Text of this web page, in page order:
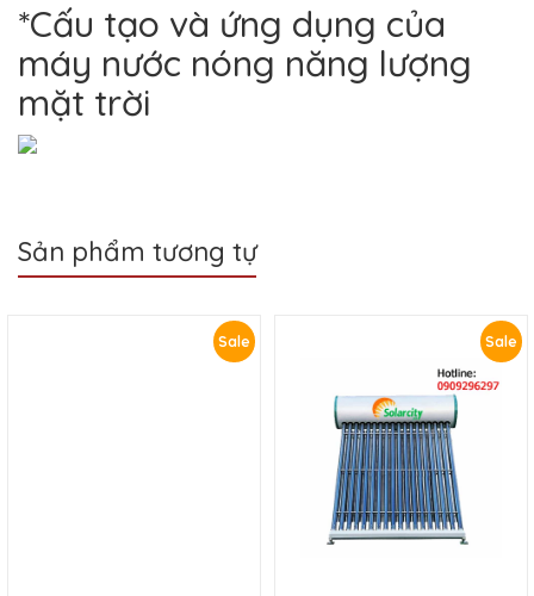
*Cấu tạo và ứng dụng của
máy nước nóng năng lượng
mặt trời
Sản phẩm tương tự
Sale Sale